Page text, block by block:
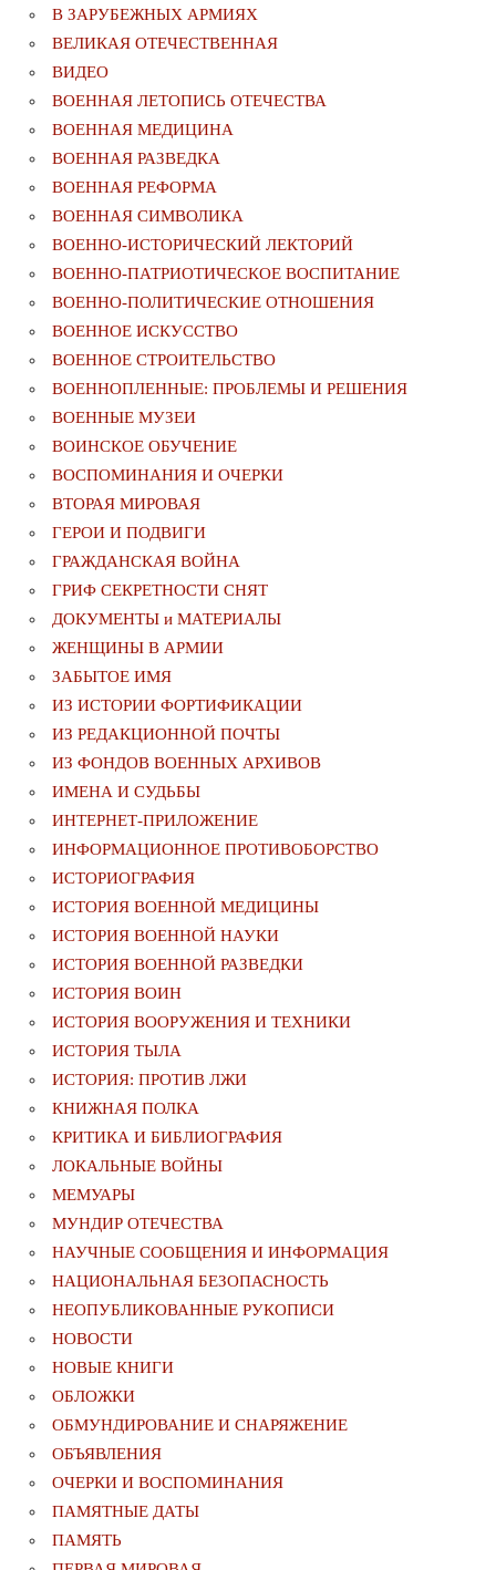
В ЗАРУБЕЖНЫХ АРМИЯХ
ВЕЛИКАЯ ОТЕЧЕСТВЕННАЯ
ВИДЕО
ВОЕННАЯ ЛЕТОПИСЬ ОТЕЧЕСТВА
ВОЕННАЯ МЕДИЦИНА
ВОЕННАЯ РАЗВЕДКА
ВОЕННАЯ РЕФОРМА
ВОЕННАЯ СИМВОЛИКА
ВОЕННО-ИСТОРИЧЕСКИЙ ЛЕКТОРИЙ
ВОЕННО-ПАТРИОТИЧЕСКОЕ ВОСПИТАНИЕ
ВОЕННО-ПОЛИТИЧЕСКИE ОТНОШЕНИЯ
ВОЕННОЕ ИСКУССТВО
ВОЕННОЕ СТРОИТЕЛЬСТВО
ВОЕННОПЛЕННЫЕ: ПРОБЛЕМЫ И РЕШЕНИЯ
ВОЕННЫЕ МУЗЕИ
ВОИНСКОЕ ОБУЧЕНИЕ
ВОСПОМИНАНИЯ И ОЧЕРКИ
ВТОРАЯ МИРОВАЯ
ГЕРОИ И ПОДВИГИ
ГРАЖДАНСКАЯ ВОЙНА
ГРИФ СЕКРЕТНОСТИ СНЯТ
ДОКУМЕНТЫ и МАТЕРИАЛЫ
ЖЕНЩИНЫ В АРМИИ
ЗАБЫТОЕ ИМЯ
ИЗ ИСТОРИИ ФОРТИФИКАЦИИ
ИЗ РЕДАКЦИОННОЙ ПОЧТЫ
ИЗ ФОНДОВ ВОЕННЫХ АРХИВОВ
ИМЕНА И СУДЬБЫ
ИНТЕРНЕТ-ПРИЛОЖЕНИЕ
ИНФОРМАЦИОННОЕ ПРОТИВОБОРСТВО
ИСТОРИОГРАФИЯ
ИСТОРИЯ ВОЕННОЙ МЕДИЦИНЫ
ИСТОРИЯ ВОЕННОЙ НАУКИ
ИСТОРИЯ ВОЕННОЙ РАЗВЕДКИ
ИСТОРИЯ ВОИН
ИСТОРИЯ ВООРУЖЕНИЯ И ТЕХНИКИ
ИСТОРИЯ ТЫЛА
ИСТОРИЯ: ПРОТИВ ЛЖИ
КНИЖНАЯ ПОЛКА
КРИТИКА И БИБЛИОГРАФИЯ
ЛОКАЛЬНЫЕ ВОЙНЫ
МЕМУАРЫ
МУНДИР ОТЕЧЕСТВА
НАУЧНЫЕ СООБЩЕНИЯ И ИНФОРМАЦИЯ
НАЦИОНАЛЬНАЯ БЕЗОПАСНОСТЬ
НЕОПУБЛИКОВАННЫЕ РУКОПИСИ
НОВОСТИ
НОВЫЕ КНИГИ
ОБЛОЖКИ
ОБМУНДИРОВАНИЕ И СНАРЯЖЕНИЕ
ОБЪЯВЛЕНИЯ
ОЧЕРКИ И ВОСПОМИНАНИЯ
ПАМЯТНЫЕ ДАТЫ
ПАМЯТЬ